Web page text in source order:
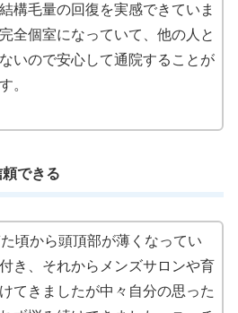
構毛量の回復を実感できていま
全個室になっていて、他の人と
いので安心して通院することが
。
できる
頃から頭頂部が薄くなってい
き、それからメンズサロンや育
てきましたが中々自分の思った